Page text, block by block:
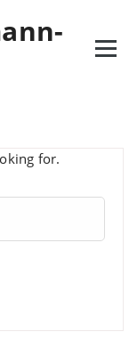
for.